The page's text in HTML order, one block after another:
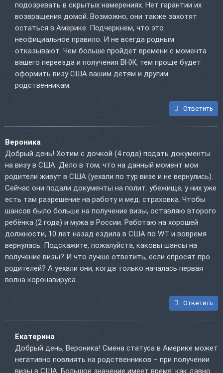
подозревать в скрытых намерениях. Нет гарантии их
возвращения домой. Возможно, они также захотят
остаться в Америке. Подчеркнем, что это
неофициальное правило. И не всегда родным
отказывают. Чем больше пройдет времени с момента
вашего переезда и получения ВНЖ, тем проще будет
оформить визу США вашим детям и другим
родственникам.
Ответить
Вероника
Добрый день! Хотим с дочкой (4 года) подать документы
на визу в США. Дело в том, что на данный момент мои
родители живут в США (уехали по тур визе и не вернулись).
Сейчас они подали документы на полит. убежище, у них уже
есть там разрешение на работу и мед. страховка. Чтобы
шансов было больше на получение визы, оставляю второго
ребёнка (2 года) и мужа в России. Работаю на хорошей
должности, 10 лет назад ездила в США по WT и вовремя
вернулась. Подскажите, пожалуйста, каковы шансы на
получение визы? И что лучше ответить, если спросят про
родителей? А уехали они, когда только началась первая
волна коронавируса.
Ответить
Екатерина
Добрый день, Вероника! Смена статуса в Америке может
негативно повлиять на родственников – при получении